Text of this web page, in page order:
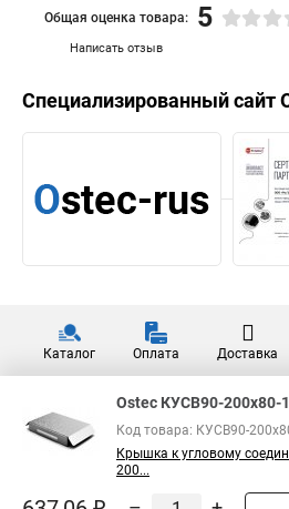
Написать отзыв
Общая оценка товара: 5
Специализированный сайт
Каталог Оплата Доставка
Ostec КУСВ90-200х80-
Код товара: КУСВ90-
Крышка к угловому
200...